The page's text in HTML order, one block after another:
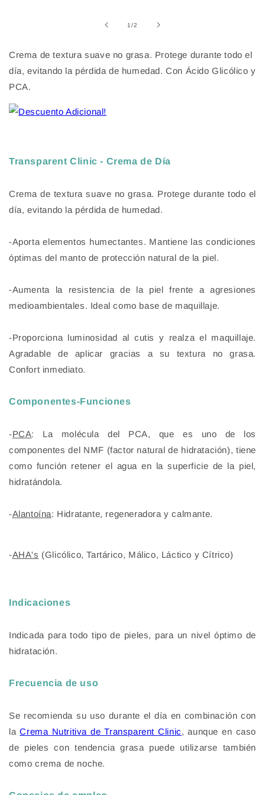
modal
1/de
2
Crema de textura suave no grasa. Protege durante todo el
día, evitando la pérdida de humedad. Con Ácido Glicólico y
PCA.
Transparent Clinic - Crema de Día
Crema de textura suave no grasa. Protege durante todo el
día, evitando la pérdida de humedad.
-Aporta elementos humectantes. Mantiene las condiciones
óptimas del manto de protección natural de la piel.
-Aumenta la resistencia de la piel frente a agresiones
medioambientales. Ideal como base de maquillaje.
-Proporciona luminosidad al cutis y realza el maquillaje.
Agradable de aplicar gracias a su textura no grasa.
Confort inmediato.
Componentes-Funciones
-PCA: La molécula del PCA, que es uno de los
componentes del NMF (factor natural de hidratación), tiene
como función retener el agua en la superficie de la piel,
hidratándola.
-Alantoína: Hidratante, regeneradora y calmante.
-AHA's (Glicólico, Tartárico, Málico, Láctico y Cítrico)
Indicaciones
Indicada para todo tipo de pieles, para un nivel óptimo de
hidratación.
Frecuencia de uso
Se recomienda su uso durante el día en combinación con
laCrema Nutritiva de Transparent Clinic, aunque en caso
de pieles con tendencia grasa puede utilizarse también
como crema de noche.